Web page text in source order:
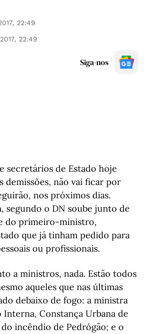
22:49
22:49
Siga-nos
secretários de Estado hoje
demissões, não vai ficar por
nos próximos dias.
segundo o DN soube junto de
do primeiro-ministro,
que já tinham pedido para
ou profissionais.
a ministros, nada. Estão todos
aqueles que nas últimas
debaixo de fogo: a ministra
Interna, Constança Urbana de
do incêndio de Pedrógão; e o